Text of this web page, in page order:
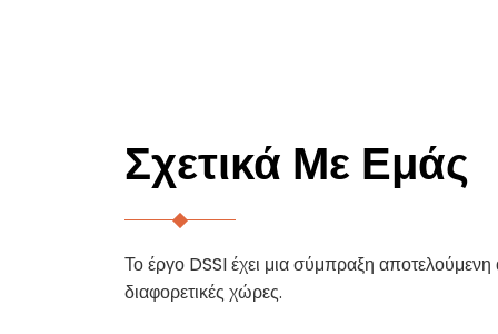
Σχετικά Με Εμάς
Το έργο DSSI έχει μια σύμπραξη
διαφορετικές χώρες.